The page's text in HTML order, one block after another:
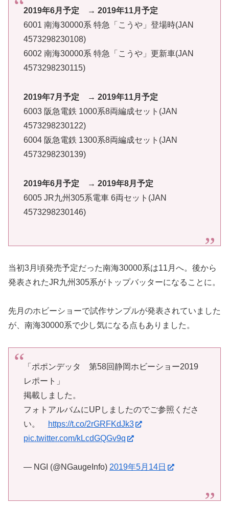
2019年6月予定 → 2019年11月予定
6001 南海30000系 特急「こうや」登場時(JAN
4573298230108)
6002 南海30000系 特急「こうや」更新車(JAN
4573298230115)
2019年7月予定 → 2019年11月予定
6003 阪急電鉄 1000系8両編成セット(JAN
4573298230122)
6004 阪急電鉄 1300系8両編成セット(JAN
4573298230139)
2019年6月予定 → 2019年8月予定
6005 JR九州305系電車 6両セット(JAN
4573298230146)
当初3月頃発売予定だった南海30000系は11月へ。後から
発表されたJR九州305系がトップバッターになることに。
先月のホビーショーで試作サンプルが発表されていました
が、南海30000系で少し気になる点もありました。
「ポポンデッタ 第58回静岡ホビーショー2019
レポート」
掲載しました。
フォトアルバムにUPしましたのでご参照くださ
い。
https://t.co/2rGRFKdJk3
pic.twitter.com/kLcdGQGv9q
— NGI (@NGaugeInfo) 2019年5月14日